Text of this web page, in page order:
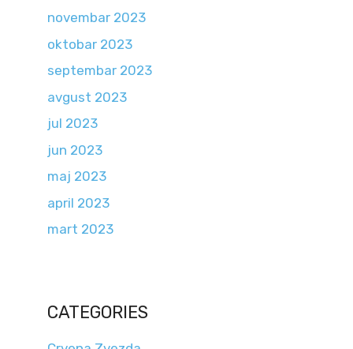
novembar 2023
oktobar 2023
septembar 2023
avgust 2023
jul 2023
jun 2023
maj 2023
april 2023
mart 2023
CATEGORIES